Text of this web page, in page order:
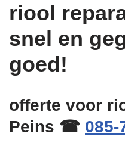
riool
snel en
goed!
offerte voor
Peins ☎ 085-